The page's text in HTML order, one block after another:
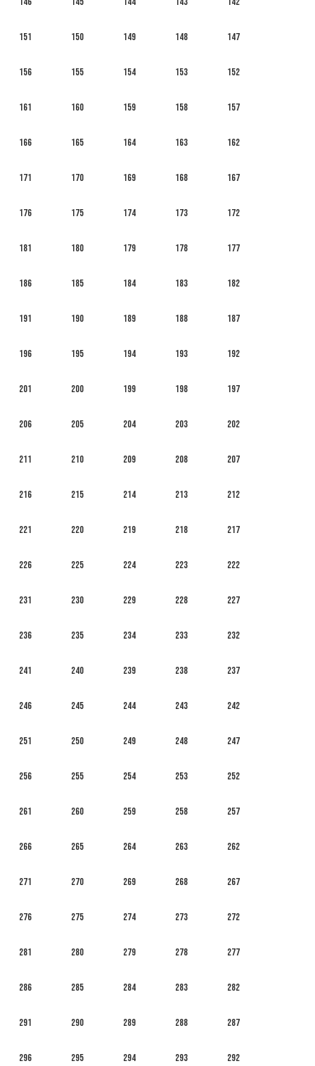
147
148
149
150
151
152
153
154
155
156
157
158
159
160
161
162
163
164
165
166
167
168
169
170
171
172
173
174
175
176
177
178
179
180
181
182
183
184
185
186
187
188
189
190
191
192
193
194
195
196
197
198
199
200
201
202
203
204
205
206
207
208
209
210
211
212
213
214
215
216
217
218
219
220
221
222
223
224
225
226
227
228
229
230
231
232
233
234
235
236
237
238
239
240
241
242
243
244
245
246
247
248
249
250
251
252
253
254
255
256
257
258
259
260
261
262
263
264
265
266
267
268
269
270
271
272
273
274
275
276
277
278
279
280
281
282
283
284
285
286
287
288
289
290
291
292
293
294
295
296